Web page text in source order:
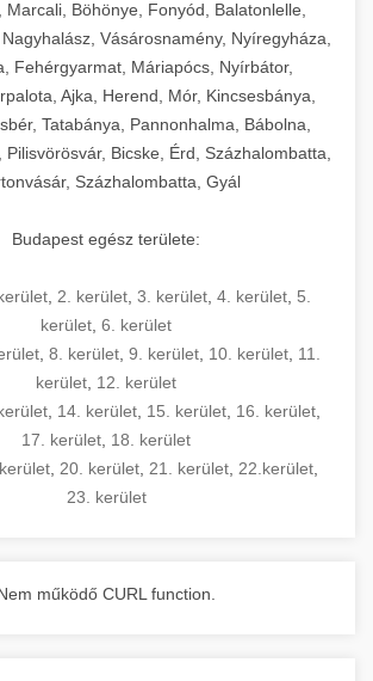
Marcali, Böhönye, Fonyód, Balatonlelle,
Vásárosnamény, Nyíregyháza,
Fehérgyarmat, Máriapócs, Nyírbátor,
Ajka, Herend, Mór, Kincsesbánya,
Tatabánya, Pannonhalma, Bábolna,
Pilisvörösvár, Bicske, Érd, Százhalombatta,
Százhalombatta, Gyál
Budapest egész területe:
2. kerület 3. kerület 4. kerület 5.
kerület 6. kerület
, 8. kerület, 9. kerület, 10. kerület, 11.
kerület 12. kerület
14. kerület 15. kerület 16. kerület
17. kerület 18. kerület
20. kerület 21. kerület 22.kerület
23. kerület
működő CURL function.